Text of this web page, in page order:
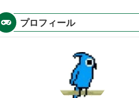
プロフィール